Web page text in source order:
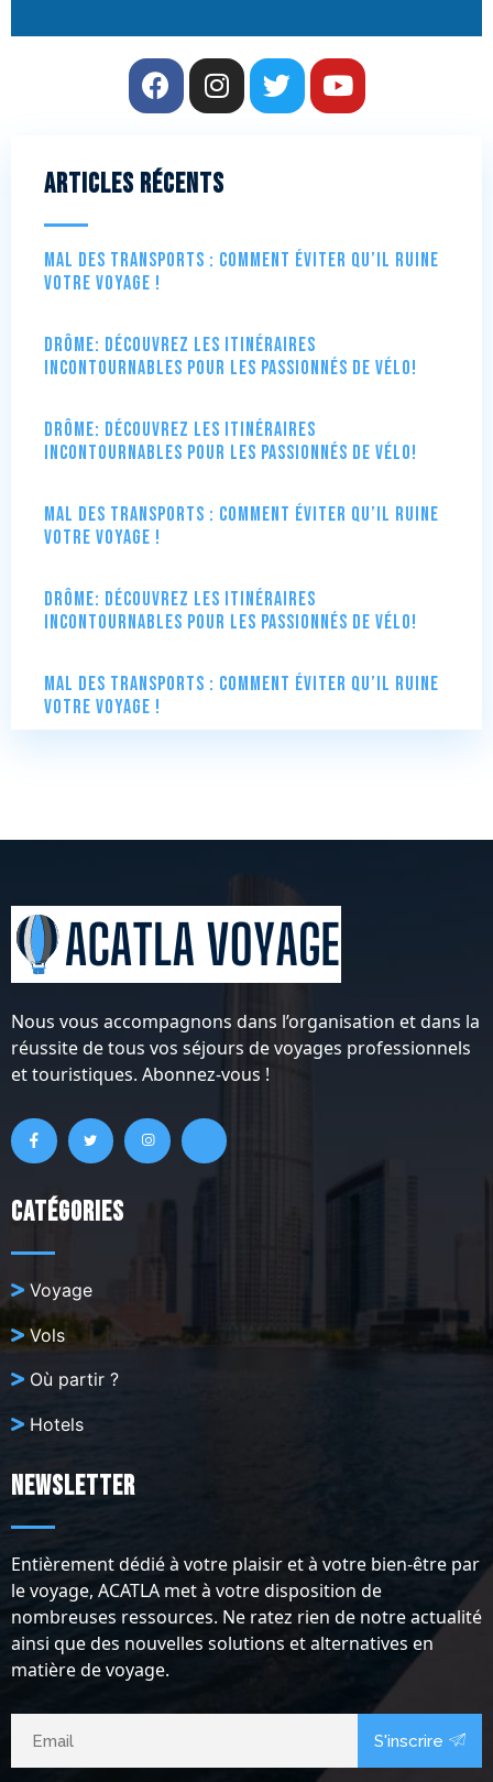
Articles récents
Mal des transports : comment éviter qu’il ruine
votre voyage !
Drôme: Découvrez les itinéraires
incontournables pour les passionnés de vélo!
Drôme: Découvrez les itinéraires
incontournables pour les passionnés de vélo!
Mal des transports : comment éviter qu’il ruine
votre voyage !
Drôme: Découvrez les itinéraires
incontournables pour les passionnés de vélo!
Mal des transports : comment éviter qu’il ruine
votre voyage !
Nous vous accompagnons dans l’organisation et dans la
réussite de tous vos séjours de voyages professionnels
et touristiques. Abonnez-vous !
Catégories
Voyage
Vols
Où partir ?
Hotels
Newsletter
Entièrement dédié à votre plaisir et à votre bien-être par
le voyage, ACATLA met à votre disposition de
nombreuses ressources. Ne ratez rien de notre actualité
ainsi que des nouvelles solutions et alternatives en
matière de voyage.
S'inscrire